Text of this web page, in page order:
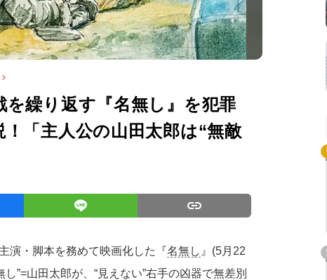
繰り返す『名無し』を犯罪
「主人公の山田太郎は“無敵
演・脚本を務めて映画化した『名無し 』(5月22
”=山田太郎が、“見えない”右手の凶器で無差別